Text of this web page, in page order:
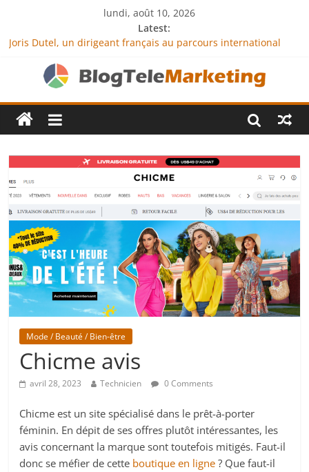
lundi, août 10, 2026
Latest:
Joris Dutel, un dirigeant français au parcours international
Agria Assurance Animaux : comment l’entreprise se
démarque-t-elle de la concurrence ?
JCA Academy : l’excellence au service de l’indépendance
financière
Denis Bouclon : la diplomatie éducative comme moteur de
Next Terra International : des solutions logistiques au service
du commerce international
Mode / Beauté / Bien-être
Chicme avis
avril 28, 2023 Technicien 0 Comments
Chicme est un site spécialisé dans le prêt-à-porter
féminin. En dépit de ses offres plutôt intéressantes, les
avis concernant la marque sont toutefois mitigés. Faut-il
donc se méfier de cette boutique en ligne ? Que faut-il